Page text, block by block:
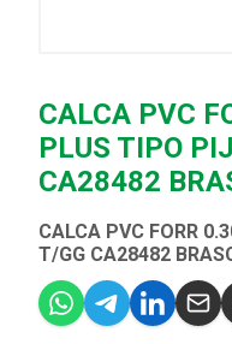
CALCA PVC
PLUS TIPO
CA28482
CALCA PVC FORR
T/GG CA28482